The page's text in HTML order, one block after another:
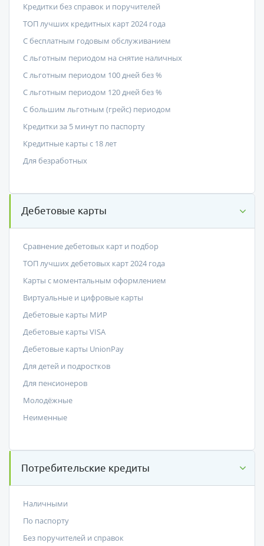
Кредитки без справок и поручителей
ТОП лучших кредитных карт 2024 года
С бесплатным годовым обслуживанием
С льготным периодом на снятие наличных
С льготным периодом 100 дней без %
С льготным периодом 120 дней без %
С большим льготным (грейс) периодом
Кредитки за 5 минут по паспорту
Кредитные карты с 18 лет
Для безработных
Дебетовые карты
Сравнение дебетовых карт и подбор
ТОП лучших дебетовых карт 2024 года
Карты с моментальным оформлением
Виртуальные и цифровые карты
Дебетовые карты МИР
Дебетовые карты VISA
Дебетовые карты UnionPay
Для детей и подростков
Для пенсионеров
Молодёжные
Неименные
Потребительские кредиты
Наличными
По паспорту
Без поручителей и справок